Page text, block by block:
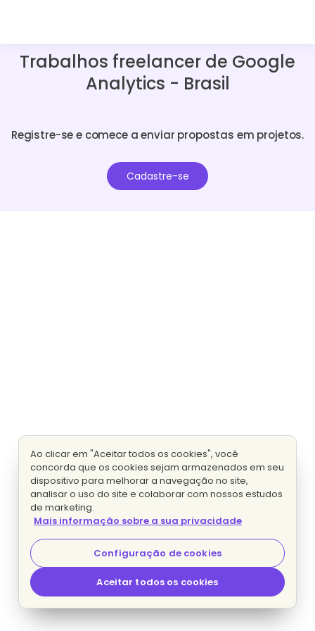
Trabalhos freelancer de Google
Analytics - Brasil
Registre-se e comece a enviar propostas em projetos.
Cadastre-se
Ao clicar em "Aceitar todos os cookies", você
concorda que os cookies sejam armazenados em seu
dispositivo para melhorar a navegação no site,
analisar o uso do site e colaborar com nossos estudos
de marketing.
Mais informação sobre a sua privacidade
Configuração de cookies
Aceitar todos os cookies